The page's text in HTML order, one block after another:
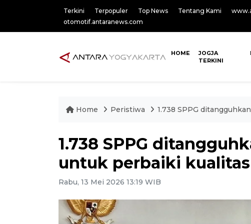
Terkini Terpopuler Top News Tentang Kami
otomotif.antaranews.com
HOME
JOGJA
TERKINI
Home Peristiwa 1.738 SPPG
1.738 SPPG
untuk perbaiki kualitas
Rabu, 13 Mei 2026 13:19 WIB